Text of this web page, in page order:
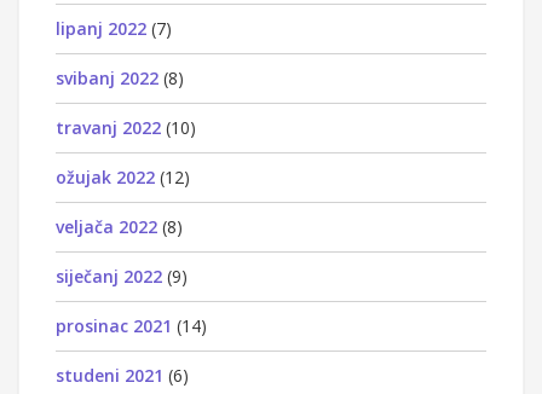
lipanj 2022 (7)
svibanj 2022 (8)
travanj 2022 (10)
ožujak 2022 (12)
veljača 2022 (8)
siječanj 2022 (9)
prosinac 2021 (14)
studeni 2021 (6)